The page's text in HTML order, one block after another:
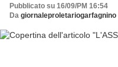
Pubblicato su 16/09/PM 16:54
Da giornaleproletariogarfagnino